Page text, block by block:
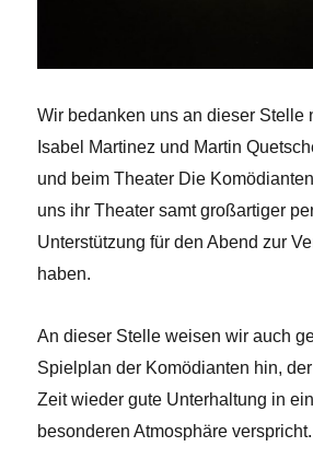
Wir bedanken uns an dieser Stelle
Isabel Martinez und Martin
und beim Theater Die
uns ihr Theater samt großartiger
Unterstützung für den Abend zur
haben.
An dieser Stelle weisen wir auch
Spielplan der Komödianten hin,
Zeit wieder gute Unterhaltung in
besonderen Atmosphäre verspricht.